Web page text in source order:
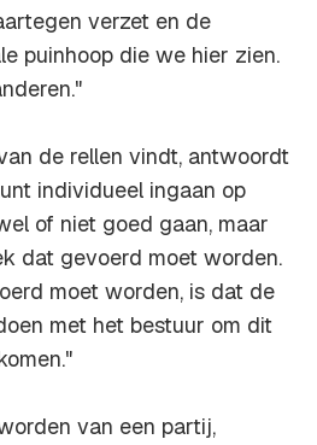
verzet en de
puinhoop die we hier zien.
de rellen vindt, antwoordt
individueel ingaan op
of niet goed gaan, maar
dat gevoerd moet worden.
moet worden, is dat de
met het bestuur om dit
van een partij,